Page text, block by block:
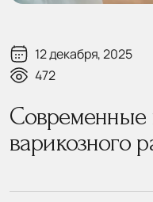
12 декабря, 2025
472
Современные
варикозного